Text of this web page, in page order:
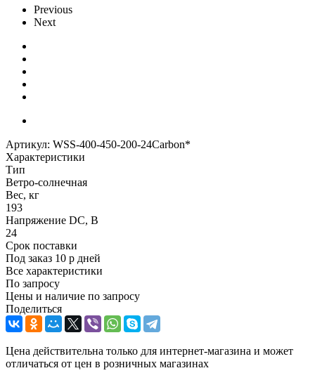
Previous
Next
Артикул: WSS-400-450-200-24Carbon*
Характеристики
Тип
Ветро-солнечная
Вес, кг
193
Напряжение DC, В
24
Срок поставки
Под заказ 10 р дней
Все характеристики
По запросу
Цены и наличие по запросу
Поделиться
Цена действительна только для интернет-магазина и может
отличаться от цен в розничных магазинах